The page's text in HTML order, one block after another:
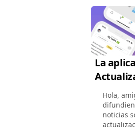
La
Hola,
noticias